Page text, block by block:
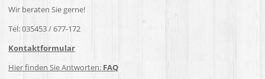
Wir beraten Sie gerne!
Tel: 035453 / 677-172
Kontaktformular
Hier finden Sie Antworten: FAQ